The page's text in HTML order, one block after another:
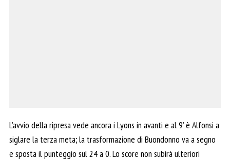
L’avvio della ripresa vede ancora i Lyons in avanti e al 9’ è Alfonsi a
siglare la terza meta; la trasformazione di Buondonno va a segno
e sposta il punteggio sul 24 a 0. Lo score non subirà ulteriori